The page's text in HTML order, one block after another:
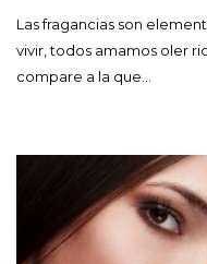
Las fragancias son
vivir, todos amamos oler
compare a la que…